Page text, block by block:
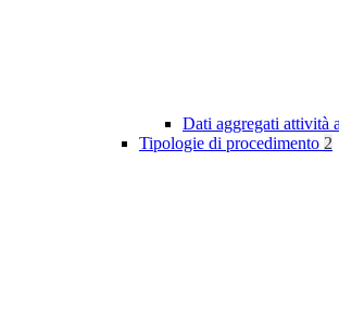
Dati aggregati attività
Tipologie di procedimento 2